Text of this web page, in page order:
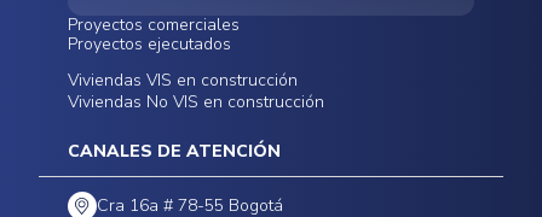
Proyectos comerciales
Funza
Infinitum Zentral
Bodegas - ALMAX
Centro Comercial
Proyectos ejecutados
Conoce nuestros
proyectos ejecutados
Viviendas VIS en construcción
Viviendas No VIS en construcción
CANALES DE ATENCIÓN
Cra 16a # 78-55 Bogotá